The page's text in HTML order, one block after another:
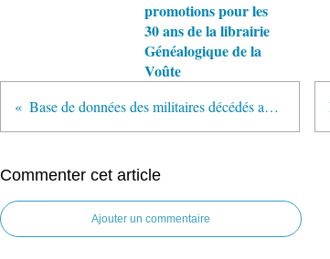
promotions pour les
30 ans de la librairie
Généalogique de la
Voûte
Base de données des militaires décédés au cours de la guerre de Crimée
Commenter cet article
Ajouter un commentaire